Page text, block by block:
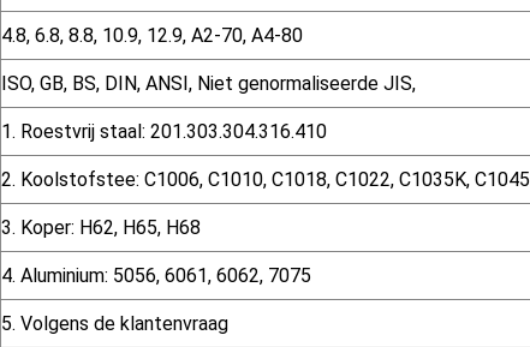
4.8, 6.8, 8.8, 10.9, 12.9, A2-70, A4-80
ISO, GB, BS, DIN, ANSI, Niet genormaliseerde JIS,
1. Roestvrij staal: 201.303.304.316.410
2. Koolstofstee: C1006, C1010, C1018, C1022, C1035K, C1045
3. Koper: H62, H65, H68
4. Aluminium: 5056, 6061, 6062, 7075
5. Volgens de klantenvraag